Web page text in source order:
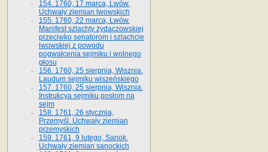
154. 1760, 17 marca, Lwów.
Uchwały ziemian lwowskich
155. 1760, 22 marca, Lwów.
Manifest szlachty żydaczowskiej
przeciwko senatorom i szlachcie
lwowskiej z po­wodu
pogwałcenia sejmiku i wolnego
głosu
156. 1760, 25 sierpnia, Wisznia.
Laudum sejmiku wiszeńskiego
157. 1760, 25 sierpnia, Wisznia.
Instrukcya sejmiku posłom na
sejm
158. 1761, 26 stycznia,
Przemyśl. Uchwały ziemian
przemyskich
159. 1761, 9 lutego, Sanok.
Uchwały ziemian sanockich